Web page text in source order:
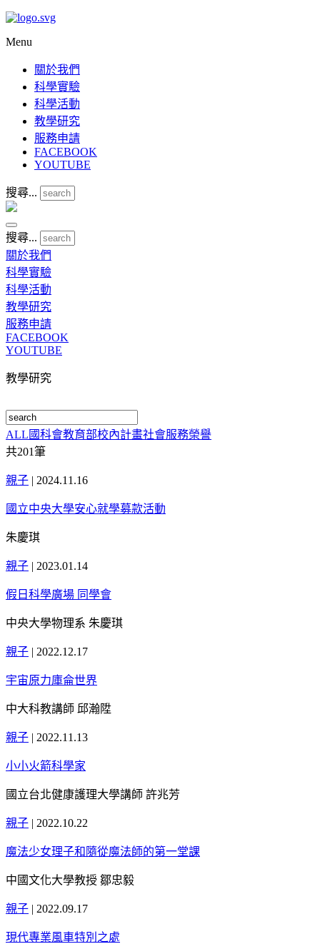
Menu
關於我們
科學實驗
科學活動
教學研究
服務申請
FACEBOOK
YOUTUBE
搜尋...
搜尋...
關於我們
科學實驗
科學活動
教學研究
服務申請
FACEBOOK
YOUTUBE
教學研究
ALL 國科會教育部校內計畫社會服務榮譽
共201筆
親子 | 2024.11.16
國立中央大學安心就學募款活動
朱慶琪
親子 | 2023.01.14
假日科學廣場 同學會
中央大學物理系 朱慶琪
親子 | 2022.12.17
宇宙原力庫侖世界
中大科教講師 邱瀚陞
親子 | 2022.11.13
小小火箭科學家
國立台北健康護理大學講師 許兆芳
親子 | 2022.10.22
魔法少女理子和隨從魔法師的第一堂課
中國文化大學教授 鄒忠毅
親子 | 2022.09.17
現代專業風車特別之處